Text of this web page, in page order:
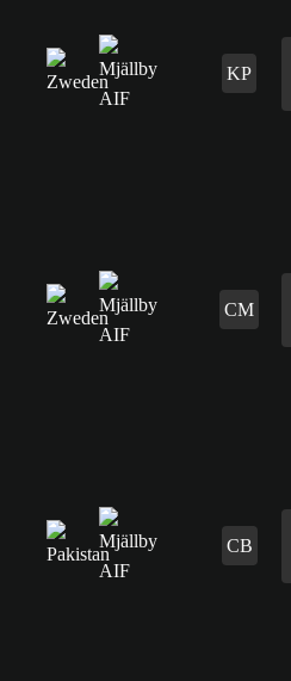
KP
CM
CB